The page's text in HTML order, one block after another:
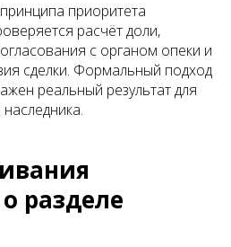
приоритета
расчёт доли,
с органом опеки и
сделки. Формальный подход
реальный результат для
разделе